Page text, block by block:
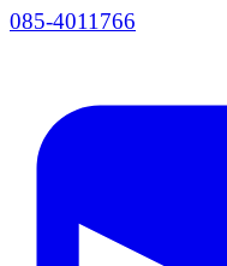
085-4011766